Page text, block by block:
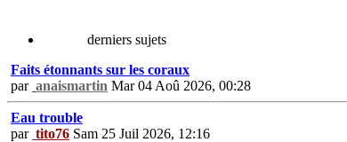
derniers sujets
Faits étonnants sur les coraux
par anaismartin Mar 04 Aoû 2026, 00:28
Eau trouble
par tito76 Sam 25 Juil 2026, 12:16